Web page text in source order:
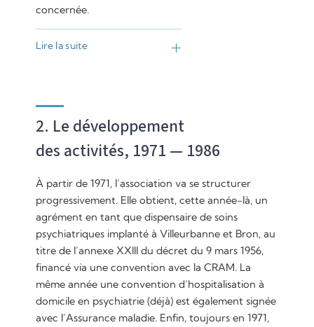
concernée.
Lire la suite
2. Le développement
des activités, 1971 — 1986
À partir de 1971, l’association va se structurer
progressivement. Elle obtient, cette année-là, un
agrément en tant que dispensaire de soins
psychiatriques implanté à Villeurbanne et Bron, au
titre de l’annexe XXIII du décret du 9 mars 1956,
financé via une convention avec la CRAM. La
même année une convention d’hospitalisation à
domicile en psychiatrie (déjà) est également signée
avec l’Assurance maladie. Enfin, toujours en 1971,